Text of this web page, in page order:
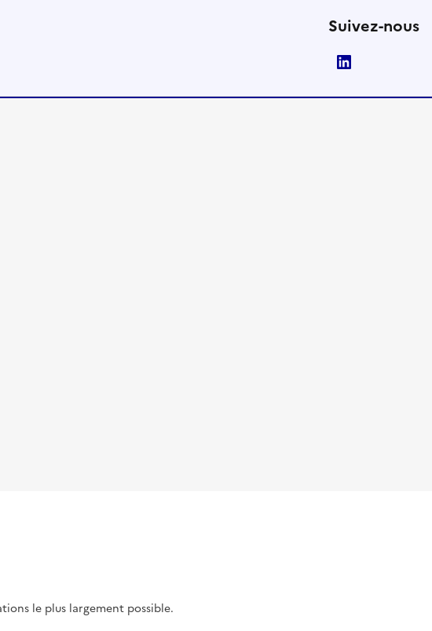
Suivez-nous
le plus largement possible.